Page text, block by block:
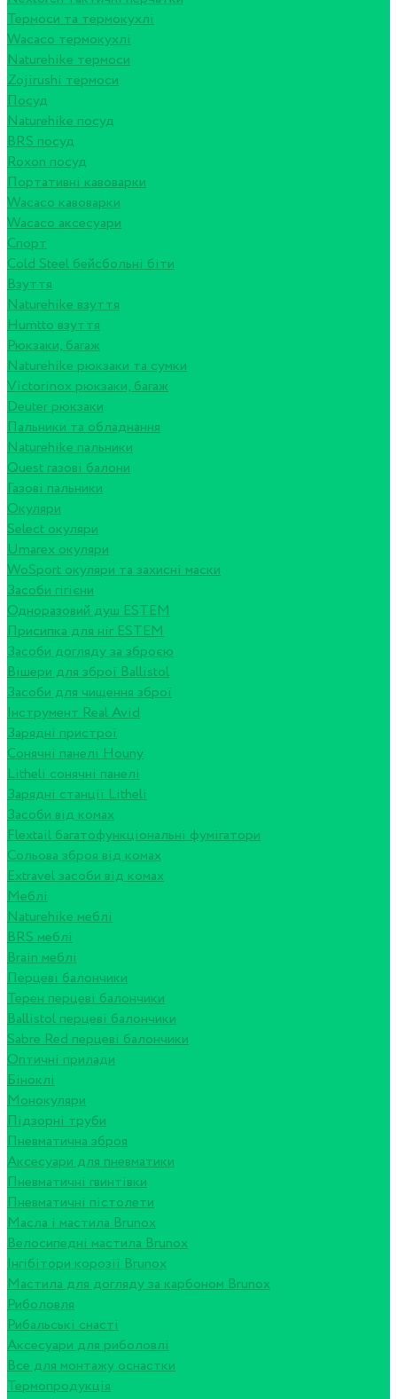
Термоси та термокухлі
Wacaco термокухлі
Naturehike термоси
Zojirushi термоси
Посуд
Naturehike посуд
BRS посуд
Roxon посуд
Портативні кавоварки
Wacaco кавоварки
Wacaco аксесуари
Спорт
Cold Steel бейсбольні біти
Взуття
Naturehike взуття
Humtto взуття
Рюкзаки, багаж
Naturehike рюкзаки та сумки
Victorinox рюкзаки, багаж
Deuter рюкзаки
Пальники та обладнання
Naturehike пальники
Quest газові балони
Газові пальники
Окуляри
Select окуляри
Umarex окуляри
WoSport окуляри та захисні маски
Засоби гігієни
Одноразовий душ ESTEM
Присипка для ніг ESTEM
Засоби догляду за зброєю
Вішери для зброї Ballistol
Засоби для чищення зброї
Інструмент Real Avid
Зарядні пристрої
Сонячні панелі Houny
Litheli сонячні панелі
Зарядні станції Litheli
Засоби від комах
Flextail багатофункціональні фумігатори
Сольова зброя від комах
Extravel засоби від комах
Меблі
Naturehike меблі
BRS меблі
Brain меблі
Перцеві балончики
Терен перцеві балончики
Ballistol перцеві балончики
Sabre Red перцеві балончики
Оптичні прилади
Біноклі
Монокуляри
Підзорні труби
Пневматична зброя
Аксесуари для пневматики
Пневматичні гвинтівки
Пневматичні пістолети
Масла і мастила Brunox
Велосипедні мастила Brunox
Інгібітори корозії Brunox
Мастила для догляду за карбоном Brunox
Риболовля
Рибальські снасті
Аксесуари для риболовлі
Все для монтажу оснастки
Термопродукція